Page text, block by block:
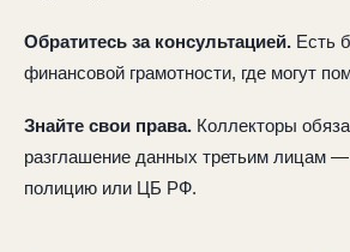
Обратитесь за консультацией. Есть
финансовой грамотности, где могут
Знайте свои права. Коллекторы
разглашение данных третьим лицам
полицию или ЦБ РФ.